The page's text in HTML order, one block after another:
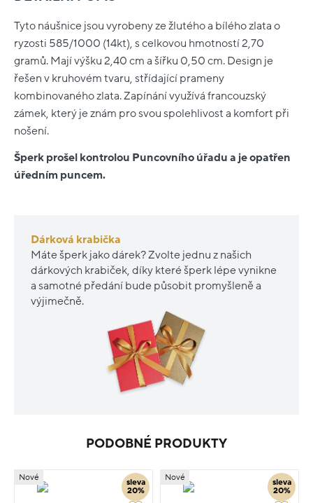
Tyto náušnice jsou vyrobeny ze žlutého a bílého zlata o
ryzosti 585/1000 (14kt), s celkovou hmotností 2,70
gramů. Mají výšku 2,40 cm a šířku 0,50 cm. Design je
řešen v kruhovém tvaru, střídající prameny
kombinovaného zlata. Zapínání využívá francouzský
zámek, který je znám pro svou spolehlivost a komfort při
nošení.
Šperk prošel kontrolou Puncovního úřadu a je opatřen
úředním puncem.
Dárková krabička
Máte šperk jako dárek? Zvolte jednu z našich
dárkových krabiček, díky které šperk lépe vynikne
a samotné předání bude působit promyšleně a
výjimečně.
PODOBNÉ PRODUKTY
sleva
20%
Nové
sleva
20%
Nové